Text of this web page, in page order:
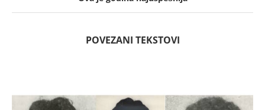
POVEZANI TEKSTOVI